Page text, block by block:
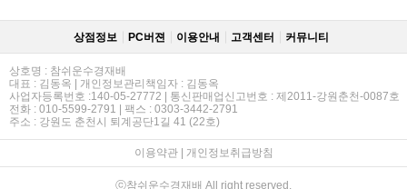
상점정보 PC버젼 이용안내 고객센터 커뮤니티
상호명 : 참쉬운수경재배
대표 : 김동옥 | 개인정보관리책임자 : 김동옥
사업자등록번호 :140-05-27772 | 통신판매업신고번호 : 제2011-강원춘천-0087호
전화 : 010-5599-2791 | 팩스 : 0303-3442-2791
주소 : 강원도 춘천시 퇴계공단1길 41 (22호)
이용약관| 개인정보취급방침
ⓒ참쉬운수경재배 All right reserved.